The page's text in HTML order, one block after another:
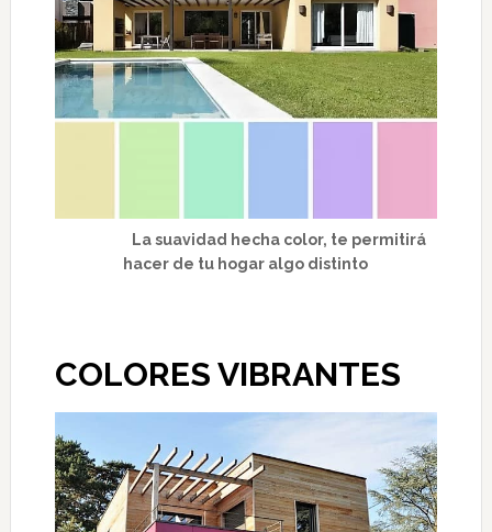
La suavidad hecha color, te permitirá
hacer de tu hogar algo distinto
COLORES VIBRANTES